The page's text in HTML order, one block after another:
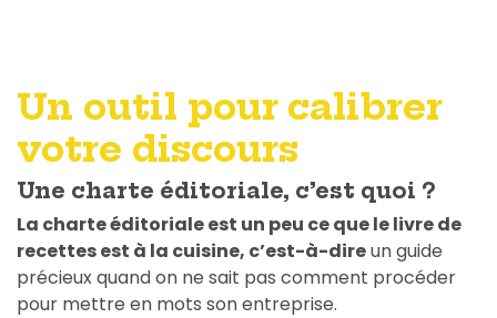
Un outil pour calibrer
votre discours
Une charte éditoriale, c’est quoi ?
La charte éditoriale est un peu ce que le livre de
recettes est à la cuisine, c’est-à-direun guide
précieux quand on ne sait pas comment procéder
pour mettre en mots son entreprise.